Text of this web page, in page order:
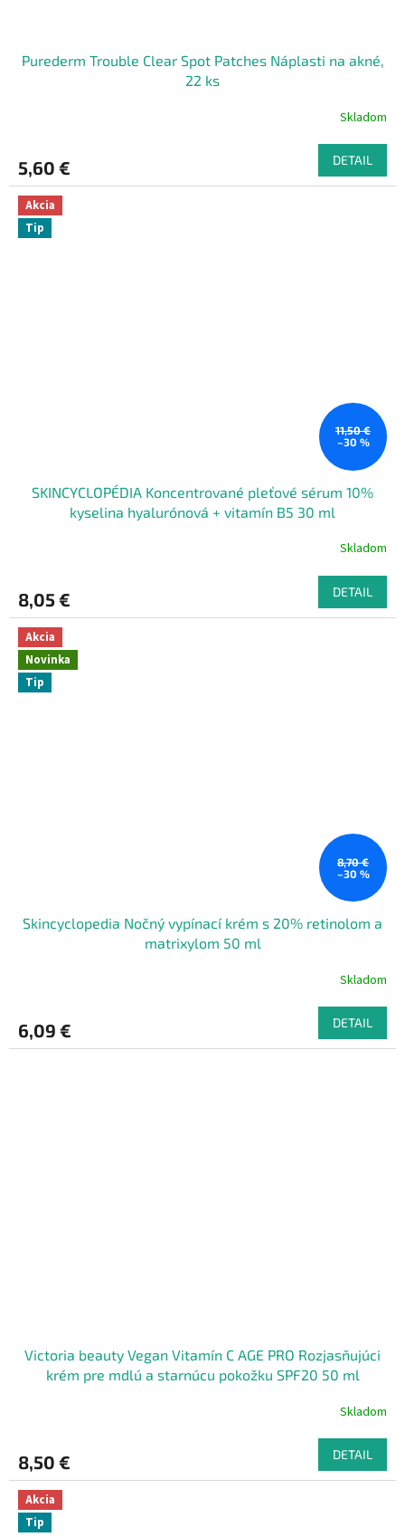
Purederm Trouble Clear Spot Patches Náplasti na akné,
22 ks
Skladom
5,60 € DETAIL
Akcia
Tip
11,50 €
–30 %
SKINCYCLOPÉDIA Koncentrované pleťové sérum 10%
kyselina hyalurónová + vitamín B5 30 ml
Skladom
8,05 € DETAIL
Akcia
Novinka
Tip
8,70 €
–30 %
Skincyclopedia Nočný vypínací krém s 20% retinolom a
matrixylom 50 ml
Skladom
6,09 € DETAIL
Victoria beauty Vegan Vitamín C AGE PRO Rozjasňujúci
krém pre mdlú a starnúcu pokožku SPF20 50 ml
Skladom
8,50 € DETAIL
Akcia
Tip